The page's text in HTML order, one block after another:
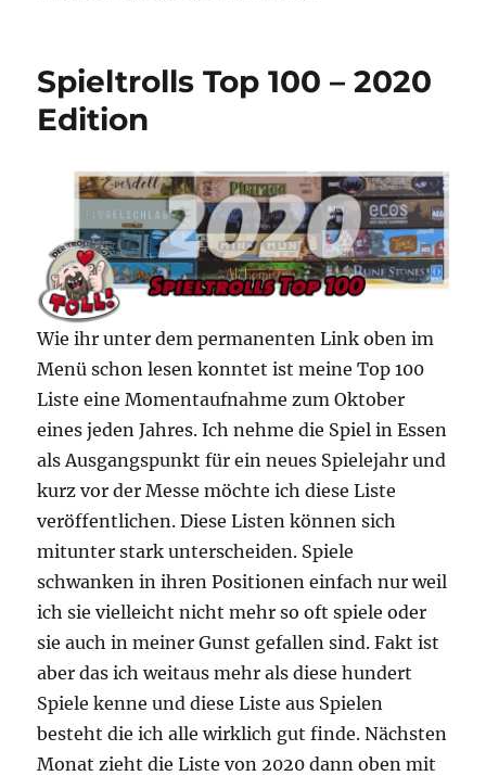
auf
Spieltrolls Top 100 – 2020
Edition
Wie ihr unter dem permanenten Link oben im
Menü schon lesen konntet ist meine Top 100
Liste eine Momentaufnahme zum Oktober
eines jeden Jahres. Ich nehme die Spiel in Essen
als Ausgangspunkt für ein neues Spielejahr und
kurz vor der Messe möchte ich diese Liste
veröffentlichen. Diese Listen können sich
mitunter stark unterscheiden. Spiele
schwanken in ihren Positionen einfach nur weil
ich sie vielleicht nicht mehr so oft spiele oder
sie auch in meiner Gunst gefallen sind. Fakt ist
aber das ich weitaus mehr als diese hundert
Spiele kenne und diese Liste aus Spielen
besteht die ich alle wirklich gut finde. Nächsten
Monat zieht die Liste von 2020 dann oben mit